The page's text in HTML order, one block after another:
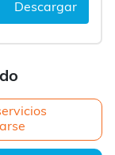
Descargar